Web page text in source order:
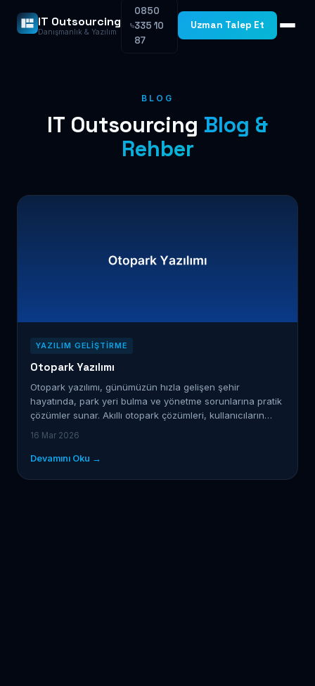
IT Outsourcing
Danışmanlık & Yazılım
0850
335 10
87
Uzman Talep Et
BLOG
IT Outsourcing Blog &
Rehber
YAZILIM GELIŞTIRME
Otopark Yazılımı
Otopark yazılımı, günümüzün hızla gelişen şehir
hayatında, park yeri bulma ve yönetme sorunlarına pratik
çözümler sunar. Akıllı otopark çözümleri, kullanıcıların…
16 Mar 2026
Devamını Oku →